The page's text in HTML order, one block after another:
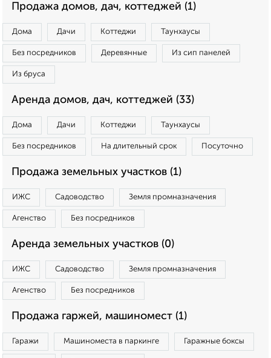
Продажа домов, дач, коттеджей (1)
Дома Дачи Коттеджи Таунхаусы
Без посредников Деревянные Из сип панелей
Из бруса
Аренда домов, дач, коттеджей (33)
Дома Дачи Коттеджи Таунхаусы
Без посредников На длительный срок Посуточно
Продажа земельных участков (1)
ИЖС Садоводство Земля промназначения
Агенство Без посредников
Аренда земельных участков (0)
ИЖС Садоводство Земля промназначения
Агенство Без посредников
Продажа гаржей, машиномест (1)
Гаражи Машиноместа в паркинге Гаражные боксы